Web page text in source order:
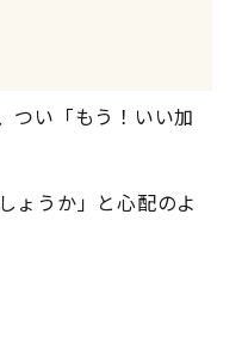
つい「もう！いい加
ょうか」と心配のよ